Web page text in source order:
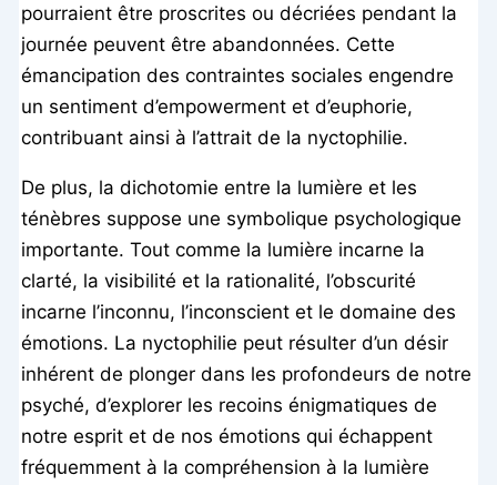
pourraient être proscrites ou décriées pendant la
journée peuvent être abandonnées. Cette
émancipation des contraintes sociales engendre
un sentiment d’empowerment et d’euphorie,
contribuant ainsi à l’attrait de la nyctophilie.
De plus, la dichotomie entre la lumière et les
ténèbres suppose une symbolique psychologique
importante. Tout comme la lumière incarne la
clarté, la visibilité et la rationalité, l’obscurité
incarne l’inconnu, l’inconscient et le domaine des
émotions. La nyctophilie peut résulter d’un désir
inhérent de plonger dans les profondeurs de notre
psyché, d’explorer les recoins énigmatiques de
notre esprit et de nos émotions qui échappent
fréquemment à la compréhension à la lumière